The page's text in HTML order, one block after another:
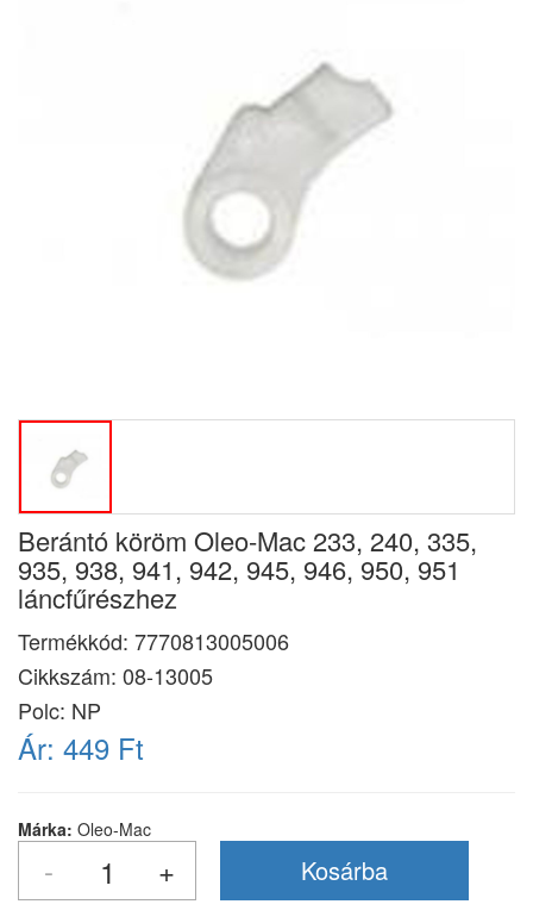
Berántó köröm Oleo-Mac 233, 240, 335,
935, 938, 941, 942, 945, 946, 950, 951
láncfűrészhez
Termékkód: 7770813005006
Cikkszám: 08-13005
Polc: NP
Ár: 449 Ft
Márka: Oleo-Mac